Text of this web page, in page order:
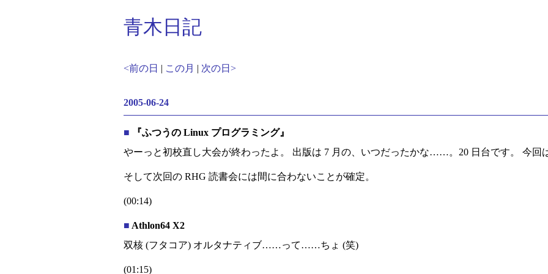
青木日記
<前の日 | この月 | 次の日>
2005-06-24
■ 『ふつうの Linux プログラミング』
やーっと初校直し大会が終わったよ。 出版は 7 月の、いつだったかな……。20 日台です。 今回
そして次回の RHG 読書会には間に合わないことが確定。
(00:14)
■ Athlon64 X2
双核 (フタコア) オルタナティブ……って……ちょ (笑)
(01:15)